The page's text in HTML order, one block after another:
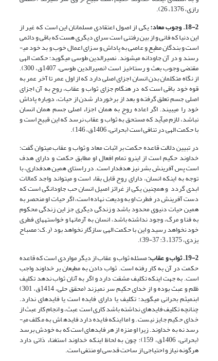
رازی، 1376، 26).
18-2. وجوب معاد:
یکی از اصول اعتقادی مسلمانان این است که غیر از
این دنیا که فانی و از بین رفتنی است سرای دیگری هست که باقی و دائمی
است و بندگان مطیع و عاصی به پاداش و سزای اعمال خوب و بد خود می­
رسند و در آن جاودانه می­شوند. نصیرالدین طوسی می­گوید: حکمت الهی
مقتضی وجوب بعث و رستاخیز است (نصیرالدین طوسی، 1407ق، 300).
از نگاه متکلمان بدن انسان اجزای اصلی دارد که از اول عمر تا آخر عمر به
قوه خود باقی است که در هنگام جزای ثواب و عقاب، روح به آن اجزای
اصلی جسم تعلق گرفته و بعد از برخوردار شدن از حیات، دوباره پاداش
خود را می­بیند. اگر اعاده روح به همان اجزاء اصلی جسم همان انسان
نباشد، لازم می­آید که مستحق به ثواب و عقاب نرسد که این قبیح است و
با حکمت الهی در تنافی است (بحرانی، 1406ق، 146).
در تبیین دلالت قاعده حکمت بر اثبات معاد و ثواب و عقاب می­توان گفت:
خداوند حکیم است از این­رو تمام افعال او مطابق حکمت و دارای هدف
است پس آفرینش بشر نیز هدفدار است. در راستای همین هدفداری، با
توجه به اینکه انسان، دارای روح قابل بقاء است و می­تواند واجد کمالات
ابدی گردد و همچنین یکی از غرائز اصیل انسان حب جاودانگی است که
دست آفرینش در فطرت او به ودیعت نهاده است، اگر حیات او منحصر به
همین حیات دنیوی محدود باشد و زندگی دیگری جز این زندگی محکوم
به فنا و مرگ، وجود نداشته باشد، انسان به آرمان­ها و خواسته­های فطری
خود نخواهد رسید و این با حکمت الهی سازگار نخواهد بود (ر.ک: مصباح
یزدی، 1375، 3: 37-39).
19-2. ثواب و عقاب:
مسئله ثواب و عقاب از دیگر مواردی است که قاعده
حکمت در آن به کار رفته است. ثواب دادن به مطیعان بر خداوند واجب
است. به جهت اینکه تکلیف مشقت دارد و اگر به آنان ثواب ندهد تکلیف
ظلم و عبث بوده و از خدای حکیم سر نمی­زند (محقق حلی، 1414ق، 301)
ابن­میثم بحرانی می­گوید: تکلیف یا دارای فایده است یا فایده­ای ندارد.
چنانچه تکلیف فایده­ای نداشته باشد کاری است عبث، و انجام کار عبث از
خدای حکیم جایز نیست. و اما اینکه فایده دارد فایده­اش به مکلف می­
رسد نه به خداوند. زیرا او منزه از هر فایده­ای است که به خودش برسد
(بحرانی، 1406ق، 159)؛ چون به لحاظ اینکه خداوند استغناء ذاتی دارد
هرگونه نیاز و احتیاجی از ساحت قدسی او منتفی است.